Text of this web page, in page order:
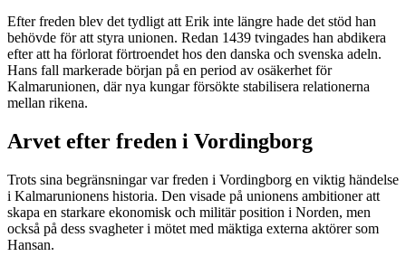
Efter freden blev det tydligt att Erik inte längre hade det stöd han
behövde för att styra unionen. Redan 1439 tvingades han abdikera
efter att ha förlorat förtroendet hos den danska och svenska adeln.
Hans fall markerade början på en period av osäkerhet för
Kalmarunionen, där nya kungar försökte stabilisera relationerna
mellan rikena.
Arvet efter freden i Vordingborg
Trots sina begränsningar var freden i Vordingborg en viktig händelse
i Kalmarunionens historia. Den visade på unionens ambitioner att
skapa en starkare ekonomisk och militär position i Norden, men
också på dess svagheter i mötet med mäktiga externa aktörer som
Hansan.